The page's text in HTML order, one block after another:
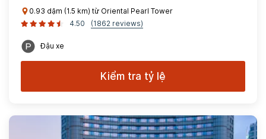
0.93 dặm (1.5 km) từ Oriental Pearl Tower
4.50
(1862 reviews)
Đậu xe
Kiểm tra tỷ lệ